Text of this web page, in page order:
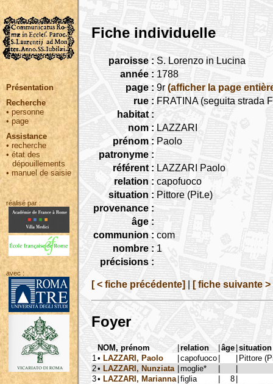
Présentation
Recherche
• personne
•page
Assistance
• recherche
•état des
dépouillements
•manuel de saisie
réalisé par :
avec :
Fiche individuelle
paroisse : S. Lorenzo in Lucina
année : 1788
page : 9r (afficher la page
rue : FRATINA (seguita strada
habitat :
nom : LAZZARI
prénom : Paolo
patronyme :
référent : LAZZARI Paolo
relation : capofuoco
situation : Pittore (Pit.e)
provenance :
âge :
communion : com
nombre : 1
précisions :
[ < fiche précédente] [ fiche suivante >
Foyer
NOM, prénom |relation |âge |situation
1 • LAZZARI, Paolo |capofuoco | | Pittore
2• LAZZARI, Nunziata |moglie* |
|
3• LAZZARI, Marianna |figlia | 8 |